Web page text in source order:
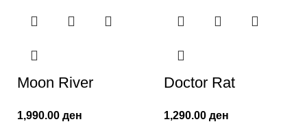
Moon River
1,990.00 ден
Doctor Rat
1,290.00 ден